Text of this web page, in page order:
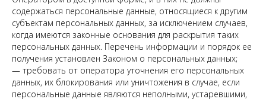
содержаться персональные данные, относящиеся к другим
субъектам персональных данных, за исключением случаев,
когда имеются законные основания для раскрытия таких
персональных данных. Перечень информации и порядок ее
получения установлен Законом о персональных данных;
— требовать от оператора уточнения его персональных
данных, их блокирования или уничтожения в случае, если
персональные данные являются неполными, устаревшими,